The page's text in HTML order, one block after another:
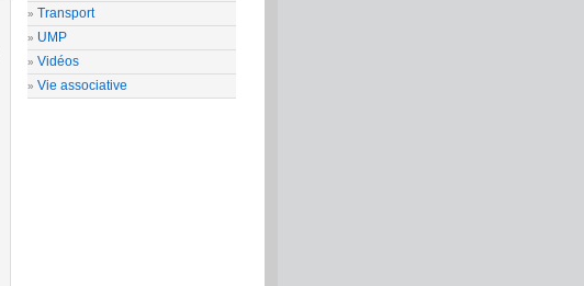
Transport
UMP
Vidéos
Vie associative